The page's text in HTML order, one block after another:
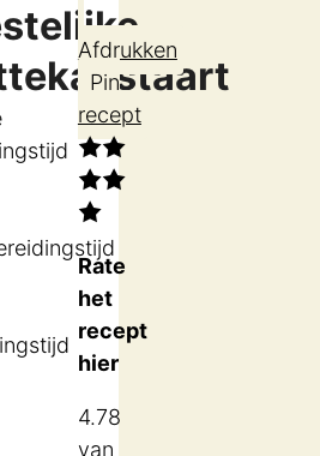
Afdrukken
Pin
recept
Rate
het
recept
hier
4.78
van